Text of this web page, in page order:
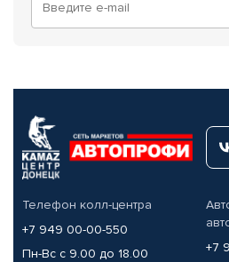
Телефон колл-центра
+7 949 00-00-550
Пн-Вс с 9.00 до 18.00
+7